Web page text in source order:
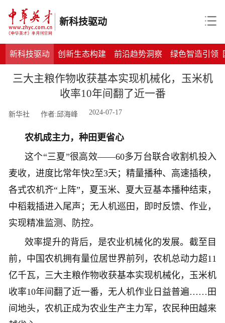
新科技驱动
新科技驱动 创新生态构建 前沿趋势洞察 绿色智造引领
三大主粮作物收获基本实现机械化，玉米机
收率10年间翻了近一番
新华社 作者:邱海峰 2024-07-17
农机成主力，种田更省心
这个“三夏”很高效——60多万台联合收割机投入
麦收，进度比常年快2至3天；精量播种、高速插秧，
各式农机齐“上阵”，夏玉米、夏大豆基本播种结束，
中稻栽插进入尾声；无人机巡田，即时反馈、作业，
实现精准监测、防控。
效率提升的背后，是农业机械化的发展。截至目
前，中国农机拥有量位居世界前列，农机总动力超11
亿千瓦，三大主粮作物收获基本实现机械化，玉米机
收率10年间翻了近一番，无人机作业日益普遍……田
间地头，农机正成为农业生产主力军，农民种田越来